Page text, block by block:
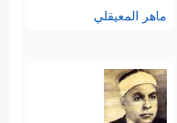
ماهر المعيقلي